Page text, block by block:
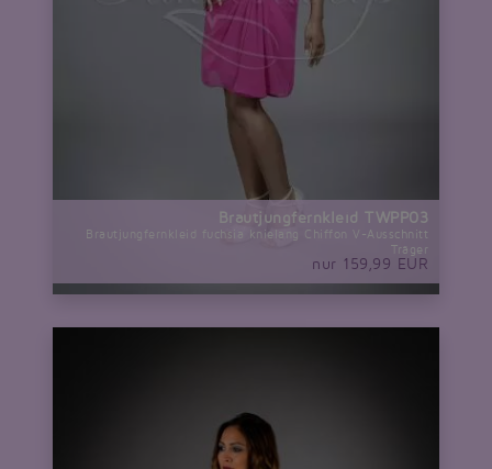
Brautjungfernkleid TWPP03
Brautjungfernkleid fuchsia knielang Chiffon V-Ausschnitt
Träger
nur 159,99 EUR